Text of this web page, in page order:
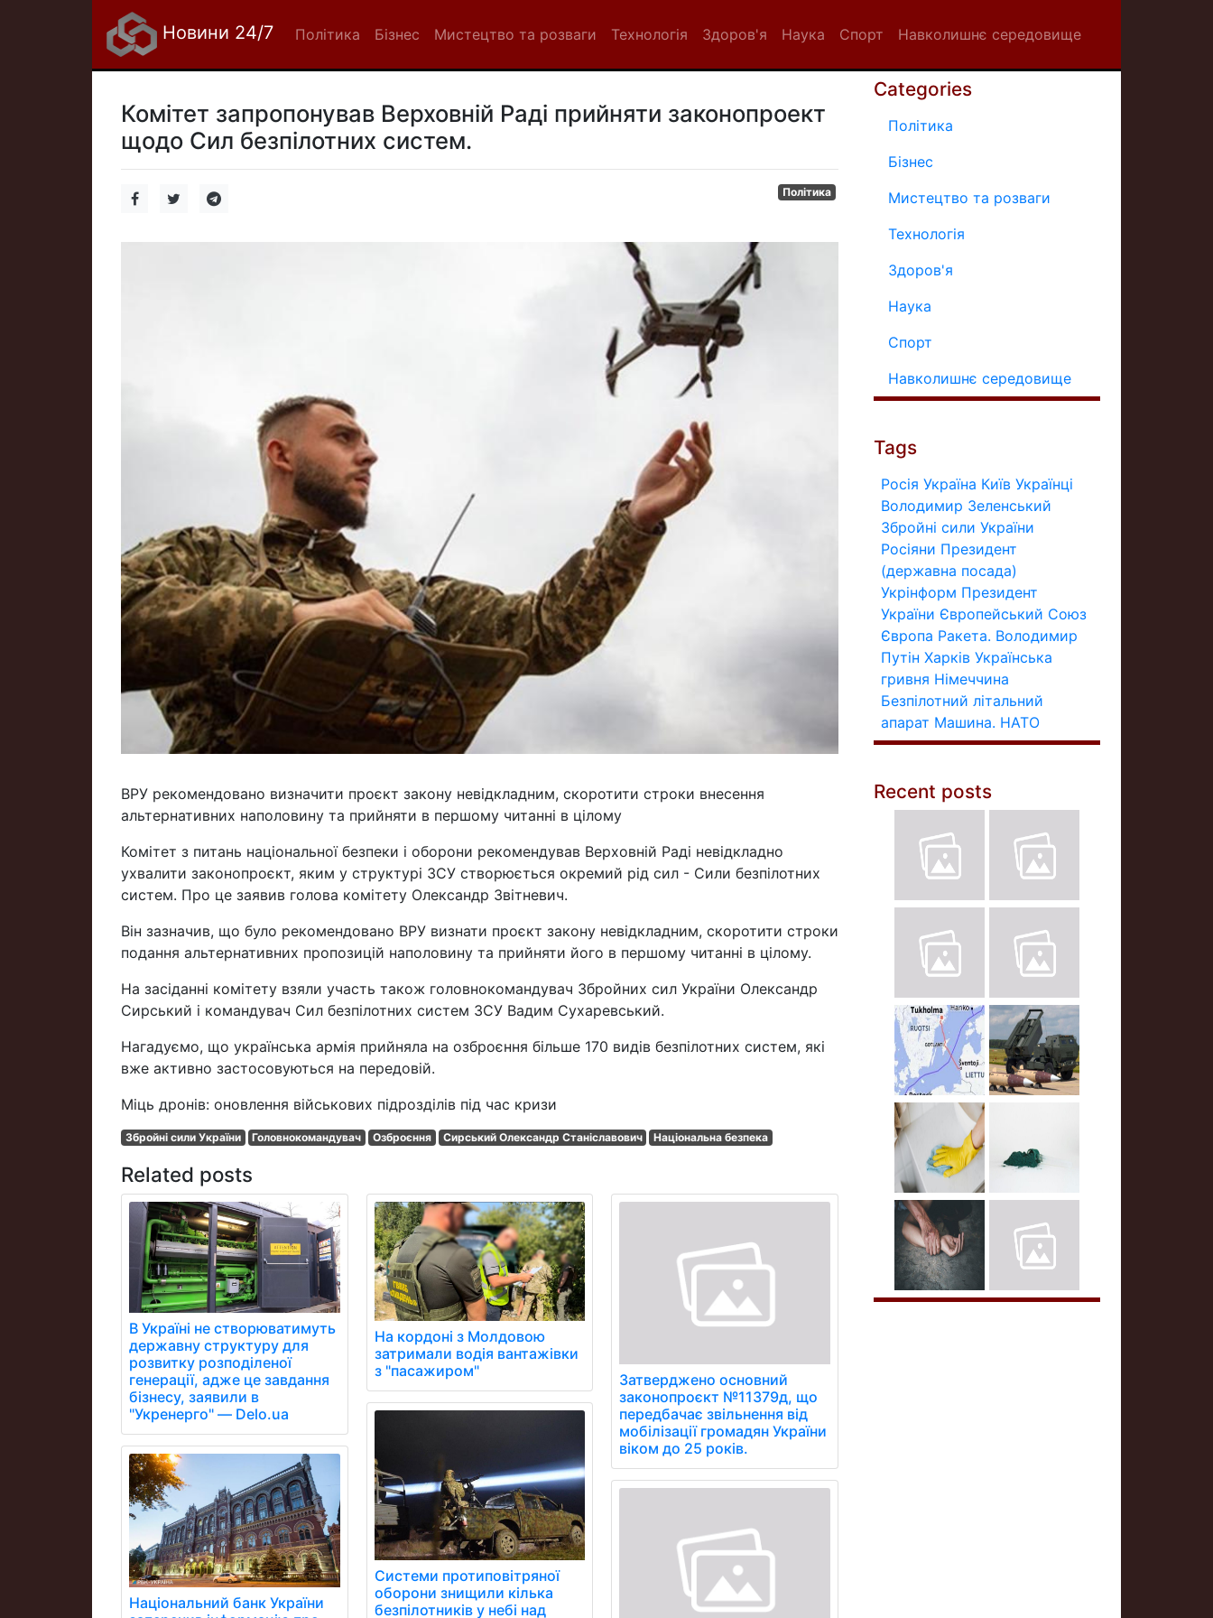
Новини 24/7 Політика Бізнес Мистецтво та розваги Технологія Здоров'я Наука Спорт Навколишнє середовище
Комітет запропонував Верховній Раді прийняти законопроект
щодо Сил безпілотних систем.
Політика
ВРУ рекомендовано визначити проєкт закону невідкладним, скоротити строки внесення
альтернативних наполовину та прийняти в першому читанні в цілому
Комітет з питань національної безпеки і оборони рекомендував Верховній Раді невідкладно
ухвалити законопроєкт, яким у структурі ЗСУ створюється окремий рід сил - Сили безпілотних
систем. Про це заявив голова комітету Олександр Звітневич.
Він зазначив, що було рекомендовано ВРУ визнати проєкт закону невідкладним, скоротити строки
подання альтернативних пропозицій наполовину та прийняти його в першому читанні в цілому.
На засіданні комітету взяли участь також головнокомандувач Збройних сил України Олександр
Сирський і командувач Сил безпілотних систем ЗСУ Вадим Сухаревський.
Нагадуємо, що українська армія прийняла на озброєння більше 170 видів безпілотних систем, які
вже активно застосовуються на передовій.
Міць дронів: оновлення військових підрозділів під час кризи
Збройні сили України Головнокомандувач Озброєння Сирський Олександр Станіславович Національна безпека
Related posts
В Україні не створюватимуть
державну структуру для
розвитку розподіленої
генерації, адже це завдання
бізнесу, заявили в
"Укренерго" — Delo.ua
Національний банк України
На кордоні з Молдовою
затримали водія вантажівки
з "пасажиром"
Системи протиповітряної
оборони знищили кілька
безпілотників у небі над
Затверджено основний
законопроєкт №11379д, що
передбачає звільнення від
мобілізації громадян України
віком до 25 років.
Categories
Політика
Бізнес
Мистецтво та розваги
Технологія
Здоров'я
Наука
Спорт
Навколишнє середовище
Tags
Росія Україна Київ Українці
Володимир Зеленський
Збройні сили України
Росіяни Президент
(державна посада)
Укрінформ Президент
України Європейський Союз
Європа Ракета. Володимир
Путін Харків Українська
гривня Німеччина
Безпілотний літальний
апарат Машина. НАТО
Recent posts